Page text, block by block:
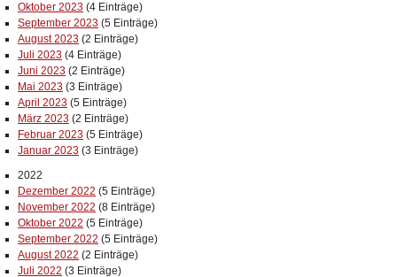
Oktober 2023 (4 Einträge)
September 2023 (5 Einträge)
August 2023 (2 Einträge)
Juli 2023 (4 Einträge)
Juni 2023 (2 Einträge)
Mai 2023 (3 Einträge)
April 2023 (5 Einträge)
März 2023 (2 Einträge)
Februar 2023 (5 Einträge)
Januar 2023 (3 Einträge)
2022
Dezember 2022 (5 Einträge)
November 2022 (8 Einträge)
Oktober 2022 (5 Einträge)
September 2022 (5 Einträge)
August 2022 (2 Einträge)
Juli 2022 (3 Einträge)